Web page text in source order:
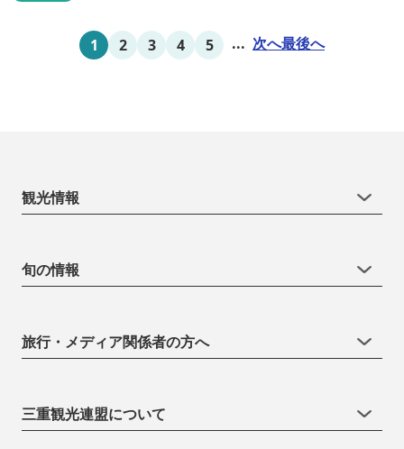
1 2 3 4 5 ... 次へ最後へ
観光情報
旬の情報
旅行・メディア関係者の方へ
三重観光連盟について